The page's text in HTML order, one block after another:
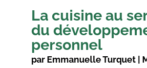
La cuisine au
du
personnel
par Emmanuelle Turquet|